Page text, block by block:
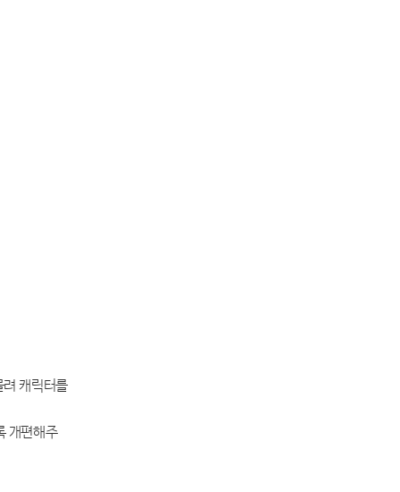
캐릭터를
개편해주